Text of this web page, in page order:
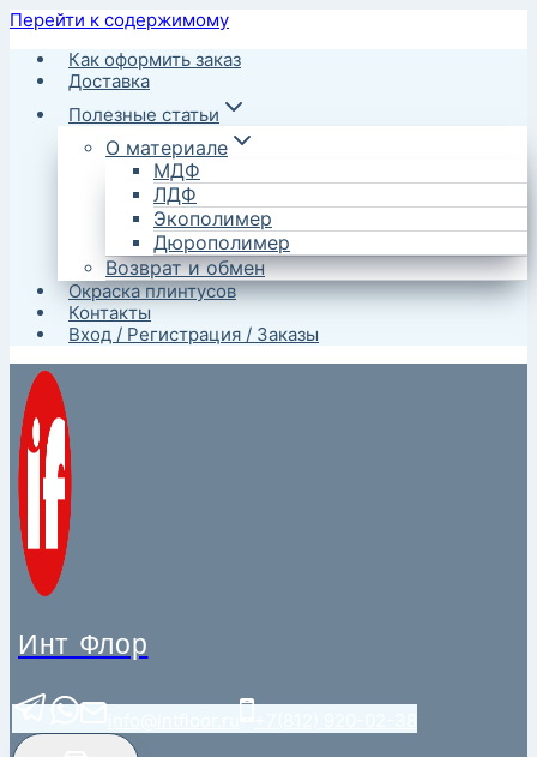
Перейти к содержимому
Как оформить заказ
Доставка
Полезные статьи
О материале
МДФ
ЛДФ
Экополимер
Дюрополимер
Возврат и обмен
Окраска плинтусов
Контакты
Вход / Регистрация / Заказы
Инт Флор